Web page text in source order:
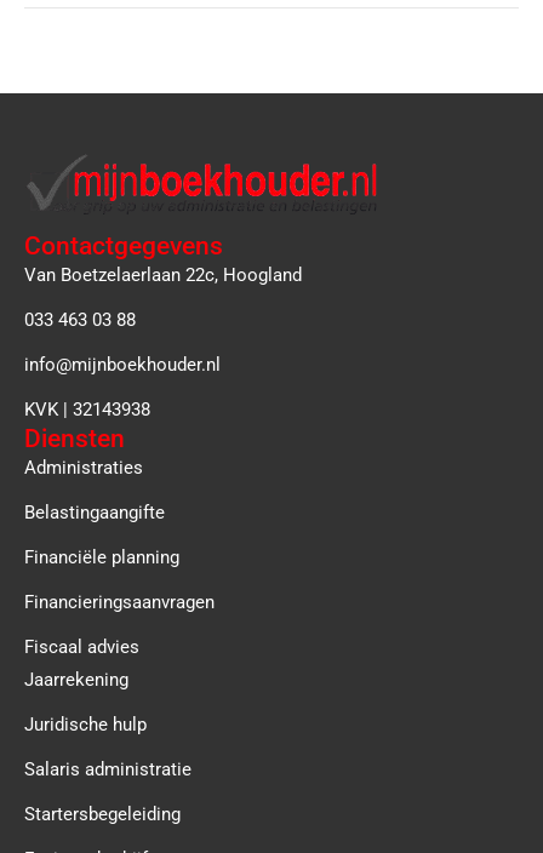
Contactgegevens
Van Boetzelaerlaan 22c, Hoogland
033 463 03 88
info@mijnboekhouder.nl
KVK | 32143938
Diensten
Administraties
Belastingaangifte
Financiële planning
Financieringsaanvragen
Fiscaal advies
Jaarrekening
Juridische hulp
Salaris administratie
Startersbegeleiding